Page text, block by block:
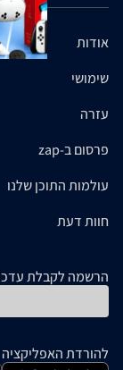
אודות
שימושי
עזרה
פרסום ב-zap
עולמות התוכן שלנו
חוות דעת
הרשמה לקבלת
להורדת האפליקציה